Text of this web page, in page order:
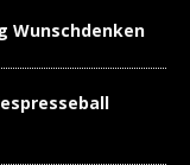
Wunschdenken